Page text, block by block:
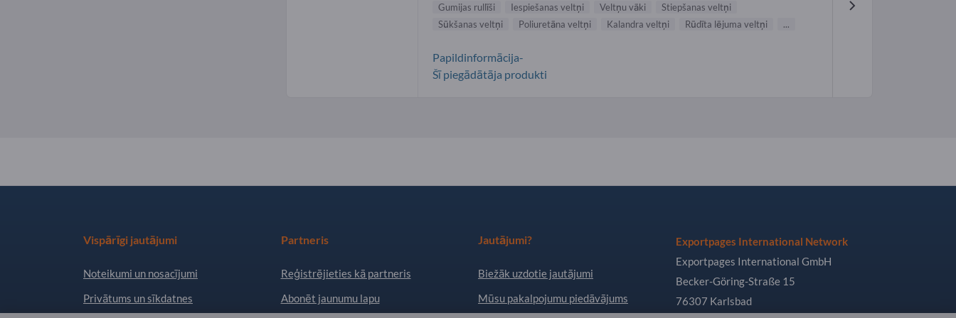
Gumijas rullīši Iespiešanas veltņi Veltņu vāki
Stiepšanas veltņi
Sūkšanas veltņi
Poliuretāna veltņi Kalandra veltņi Rūdīta lējuma veltņi ...
Papildinformācija-
Šī piegādātāja produkti
Vispārīgi jautājumi
Noteikumi un nosacījumi
Privātums un sīkdatnes
Partneris
Reģistrējieties kā partneris
Abonēt jaunumu lapu
Jautājumi?
Biežāk uzdotie jautājumi
Mūsu pakalpojumu piedāvājums
Exportpages International Network
Exportpages International GmbH
Becker-Göring-Straße 15
76307 Karlsbad